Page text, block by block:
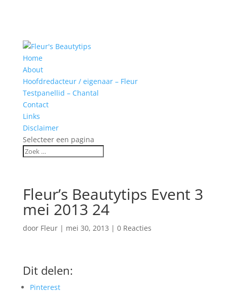
Home
About
Hoofdredacteur / eigenaar – Fleur
Testpanellid – Chantal
Contact
Links
Disclaimer
Selecteer een pagina
Fleur’s Beautytips Event 3
mei 2013 24
door Fleur| mei 30, 2013 | 0 Reacties
Dit delen:
Pinterest